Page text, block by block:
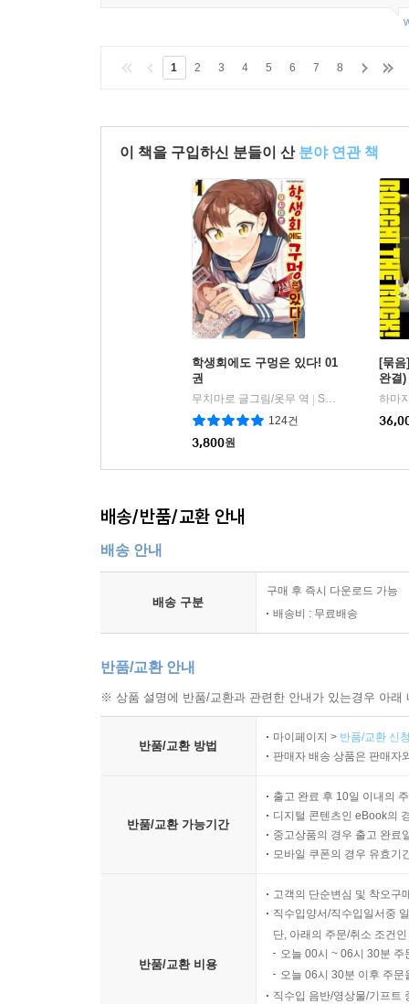
1 2 3 4 5 6 7 8
이 책을 구입하신 분들이 산 분야 연관 책
학생회에도 구멍은 있다! 01
권
무치마로 글그림/옷무 역
S코믹스
124건
3,800원
[묶
완결)
하마
배송/반품/교환 안내
배송 안내
배송 구분
구매 후 즉시 다운로드 가능
배송비 : 무료배송
반품/교환 안내
※ 상품 설명에 반품/교환과 관련한 안내가 있는경우 아
반품/교환 방법
마이페이지 > 반품/교환 신
판매자 배송 상품은 판매자
반품/교환 가능기간
출고 완료 후 10일 이내의
디지털 콘텐츠인 eBook의
중고상품의 경우 출고 완료
모바일 쿠폰의 경우 유효기
반품/교환 비용
고객의 단순변심 및 착오구
직수입양서/직수입일서중
단, 아래의 주문/취소 조건
오늘 00시 ~ 06시 30분
오늘 06시 30분 이후 주
직수입 음반/영상물/기프트